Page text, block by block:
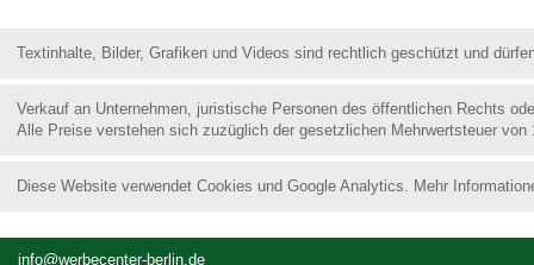
Textinhalte, Bilder, Grafiken und Videos sind rechtlich geschützt und
Verkauf an Unternehmen, juristische Personen des öffentlichen Rechts
Alle Preise verstehen sich zuzüglich der gesetzlichen Mehrwertsteuer von
Diese Website verwendet Cookies und Google Analytics. Mehr
info@werbecenter-berlin.de